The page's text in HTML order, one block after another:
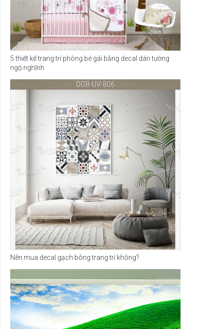
5 thiết kế trang trí phòng bé gái bằng decal dán tường
ngộ nghĩnh
Nên mua decal gạch bông trang trí không?